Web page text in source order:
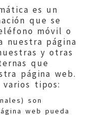
es un
que se
móvil o
nuestra página
y otras
que
página web.
tipos:
son
web pueda